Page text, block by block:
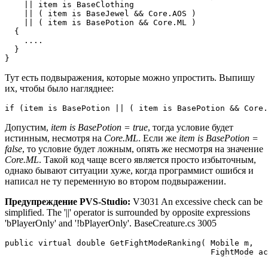
    || item is BaseClothing
    || ( item is BaseJewel && Core.AOS )
    || ( item is BasePotion && Core.ML )
  {
    ....
  }
}
Тут есть подвыражения, которые можно упростить. Выпишу
их, чтобы было нагляднее:
if (item is BasePotion || ( item is BasePotion &&
Допустим, item is BasePotion = true, тогда условие будет
истинным, несмотря на Core.ML. Если же item is BasePotion =
false, то условие будет ложным, опять же несмотря на значение
Core.ML. Такой код чаще всего является просто избыточным,
однако бывают ситуации хуже, когда программист ошибся и
написал не ту переменную во втором подвыражении.
Предупреждение PVS-Studio: V3031 An excessive check can be
simplified. The '||' operator is surrounded by opposite expressions
'bPlayerOnly' and '!bPlayerOnly'. BaseCreature.cs 3005
public virtual double GetFightModeRanking( Mobile m,
FightMode